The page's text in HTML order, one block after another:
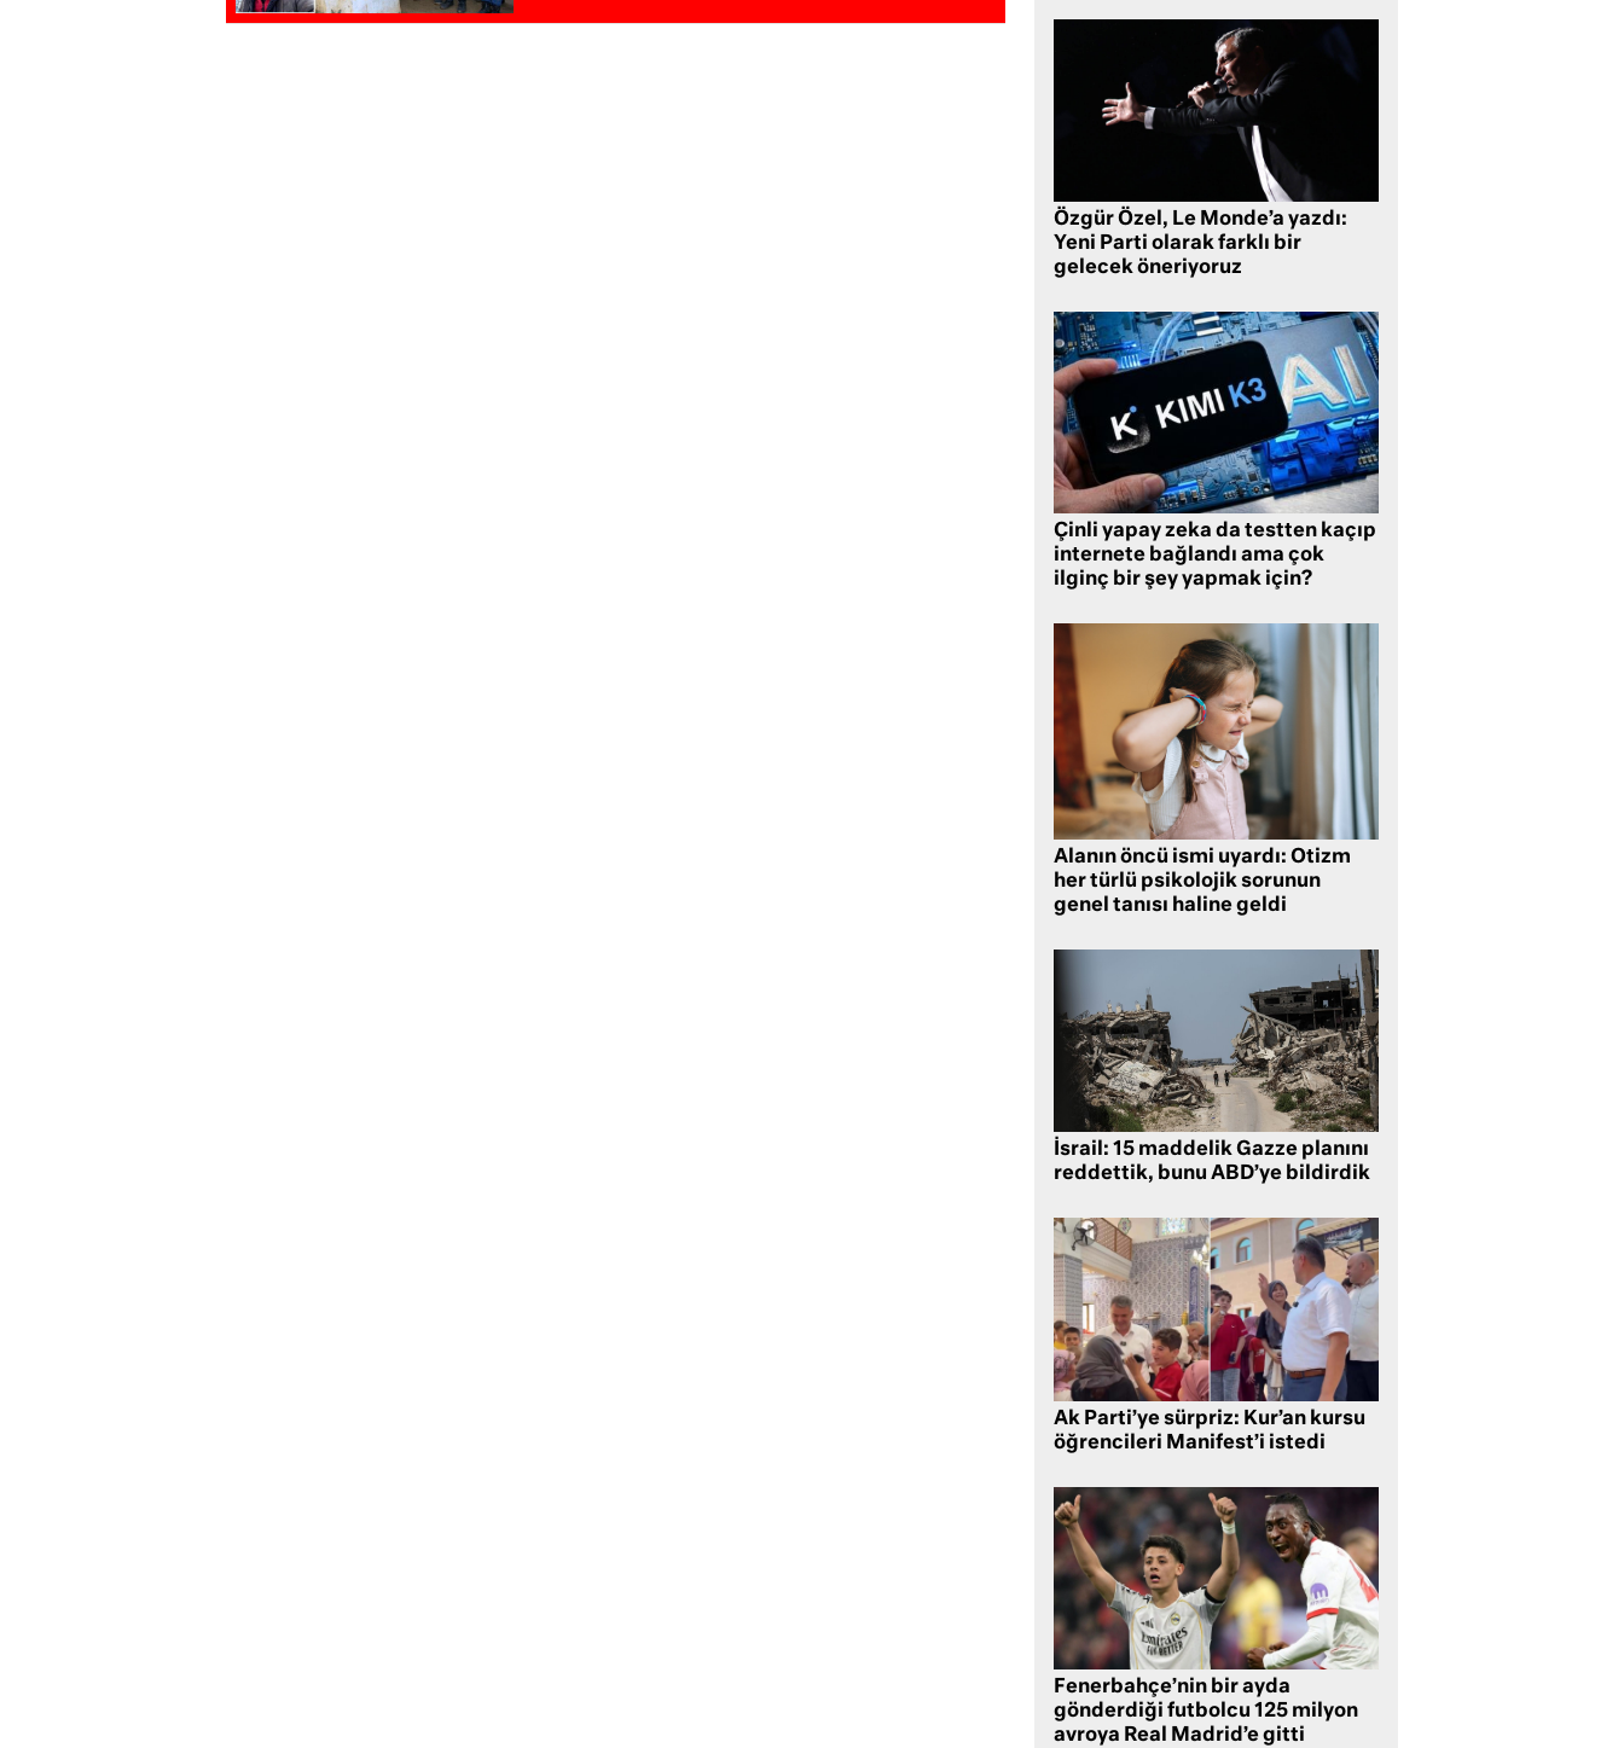
Özgür Özel, Le Monde’a yazdı:
Yeni Parti olarak farklı bir
gelecek öneriyoruz
Çinli yapay zeka da testten kaçıp
internete bağlandı ama çok
ilginç bir şey yapmak için?
Alanın öncü ismi uyardı: Otizm
her türlü psikolojik sorunun
genel tanısı haline geldi
İsrail: 15 maddelik Gazze planını
reddettik, bunu ABD’ye bildirdik
Ak Parti’ye sürpriz: Kur’an kursu
öğrencileri Manifest’i istedi
Fenerbahçe’nin bir ayda
gönderdiği futbolcu 125 milyon
avroya Real Madrid’e gitti